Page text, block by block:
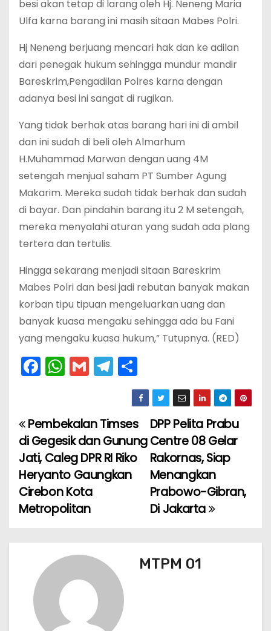
besi akan tetap di larang oleh Hj. Neneng Maria
Ulfa karna barang ini masih sitaan Mabes Polri.
Hj Neneng berjuang mencari hak dan ke adilan
dari penegak hukum sehingga mundur mandir
Bareskrim,Pengadilan Polres karna dengan
adanya besi ini sangat di rugikan.
Yang tidak berhak atas barang hari ini di ambil
dan ini sudah di beli oleh Almarhum
H.Muhammad Marwan dengan uang 4M
setengah menjual saham PT Sumber Agung
Makarim. Mereka sudah tidak berhak dan sudah
di bayar. Dan pindahin barang itu 2 M setengah,
mereka menyalahi aturan yang sudah ada plang
tertera dan tertulis.
Hingga sekarang menjadi sitaan Bareskrim
Mabes Polri dan besi jadi rebutan banyak makan
korban tipu tipuan mengeluarkan uang dan
banyak kuasa mengaku sehingga ada bu Fani
yang mengaku kuasa hukum,” Tutupnya. (RED)
F
a
e
b
o
o
k
W
h
ts
A
p
p
G
m
l
T
el
gr
a
m
h
ar
e
N
a
v
i
DPP Pelita Prabu
Centre 08 Gelar
Rakornas, Siap
Menangkan
Prabowo-Gibran,
Di Jakarta
Pembekalan Timses
di Gegesik dan Gunung
Jati, Caleg DPR RI Riko
Heryanto Gaungkan
Cirebon Kota
Metropolitan
MTPM 01